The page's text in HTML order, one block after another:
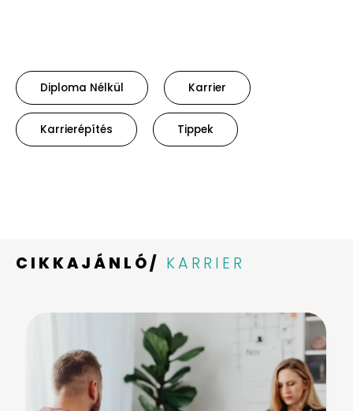
Diploma Nélkül Karrier
Karrierépítés Tippek
CIKKAJÁNLÓ/ KARRIER